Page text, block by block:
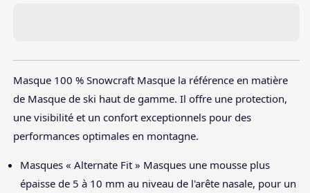
Masque 100 % Snowcraft Masque la référence en matière
de Masque de ski haut de gamme. Il offre une protection,
une visibilité et un confort exceptionnels pour des
performances optimales en montagne.
Masques « Alternate Fit » Masques une mousse plus
épaisse de 5 à 10 mm au niveau de l'arête nasale, pour un